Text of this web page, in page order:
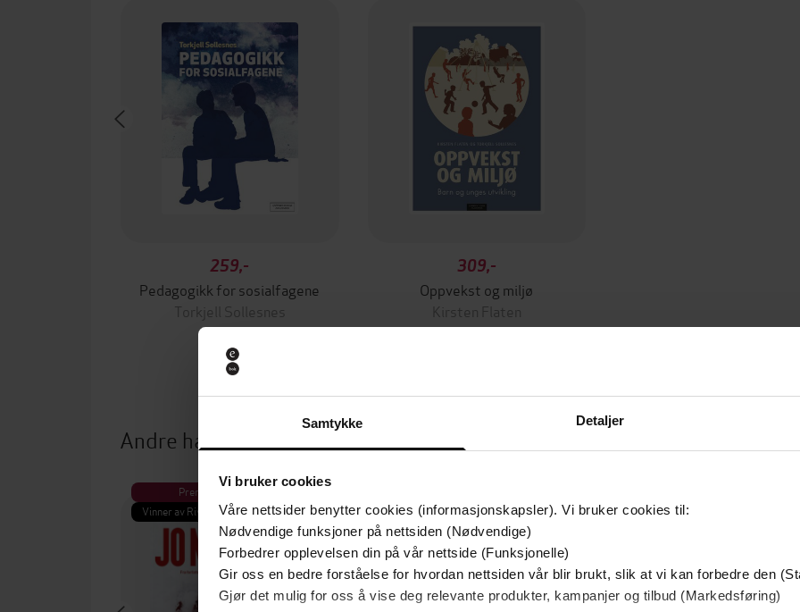
Samtykke Detaljer
Vi bruker cookies
Våre nettsider benytter cookies (informasjonskapsler). Vi bruker cookies til:
Nødvendige funksjoner på nettsiden (Nødvendige)
Forbedrer opplevelsen din på vår nettside (Funksjonelle)
Gir oss en bedre forståelse for hvordan nettsiden vår blir brukt, slik at vi kan forbedre den
Gjør det mulig for oss å vise deg relevante produkter, kampanjer og tilbud (Markedsføring)
259,-
Pedagogikk for sosialfagene
Torkjell Sollesnes
EBOK
309,-
Oppvekst og miljø
Kirsten Flaten
EBOK
Andre har også kjøpt
Premium
Vinner av Rivertonprisen
Første gang på tilbud